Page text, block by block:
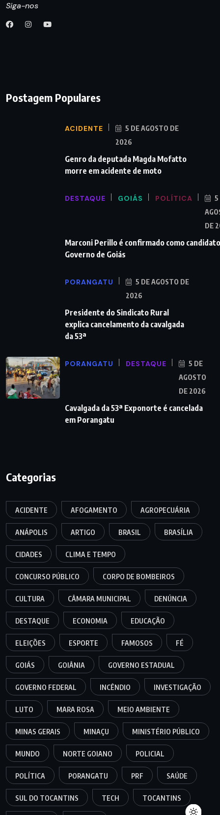
Siga-nos
Postagem Populares
ACIDENTE
5 DE AGOSTO DE
2026
Genro da deputada Magda Mofatto
morre em acidente de moto
DESTAQUE GOIÁS POLÍTICA
5
DE
Marconi Perillo é confirmado como
Governo de Goiás
PORANGATU
5 DE AGOSTO DE
2026
Presidente do Sindicato Rural
explica cancelamento da cavalgada
da 53ª
PORANGATU DESTAQUE
5 DE
AGOSTO
DE 2026
Cavalgada da 53ª Exponorte é cancelada
em Porangatu
Categorias
ACIDENTE AFOGAMENTO AGROPECUÁRIA
ANÁPOLIS ARTIGO BRASIL BRASÍLIA
CIDADES CLIMA E TEMPO
CONCURSO PÚBLICO CORPO DE BOMBEIROS
CULTURA CÂMARA MUNICIPAL DENÚNCIA
DESTAQUE ECONOMIA EDUCAÇÃO
ELEIÇÕES ESPORTE FAMOSOS FÉ
GOIÁS GOIÂNIA GOVERNO ESTADUAL
GOVERNO FEDERAL INCÊNDIO INVESTIGAÇÃO
LUTO MARA ROSA MEIO AMBIENTE
MINAS GERAIS MINAÇU MINISTÉRIO PÚBLICO
MUNDO NORTE GOIANO POLICIAL
POLÍTICA PORANGATU PRF SAÚDE
SUL DO TOCANTINS TECH TOCANTINS